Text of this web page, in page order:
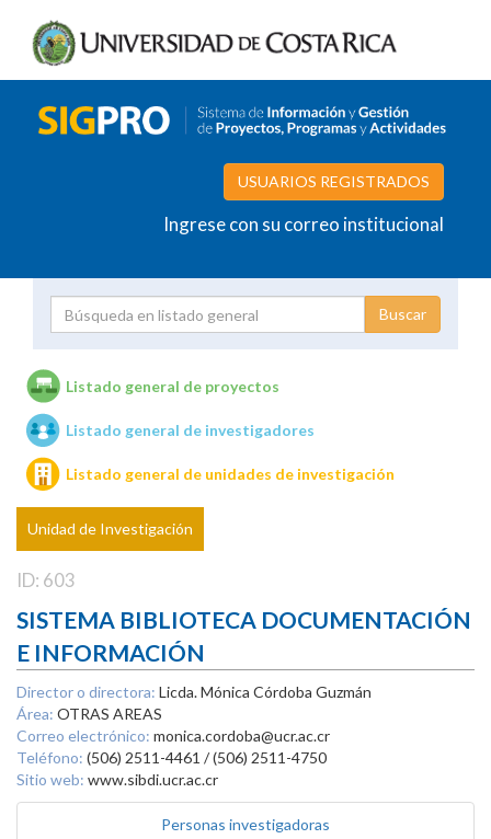
USUARIOS REGISTRADOS
Ingrese con su correo institucional
Unidades de investigación
Listado general de proyectos
Listado general de investigadores
Listado general de unidades de investigación
Unidad de Investigación
ID: 603
SISTEMA BIBLIOTECA DOCUMENTACIÓN
E INFORMACIÓN
Director o directora: Licda. Mónica Córdoba Guzmán
Área: OTRAS AREAS
Correo electrónico: monica.cordoba@ucr.ac.cr
Teléfono: (506) 2511-4461 / (506) 2511-4750
Sitio web: www.sibdi.ucr.ac.cr
Personas investigadoras